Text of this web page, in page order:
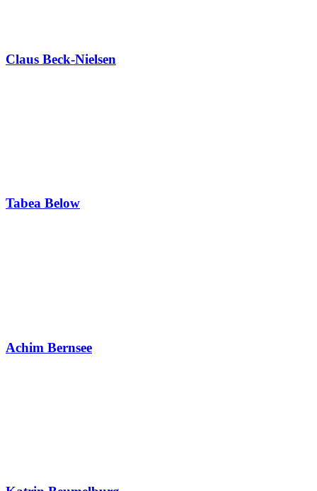
Claus Beck-Nielsen
Tabea Below
Achim Bernsee